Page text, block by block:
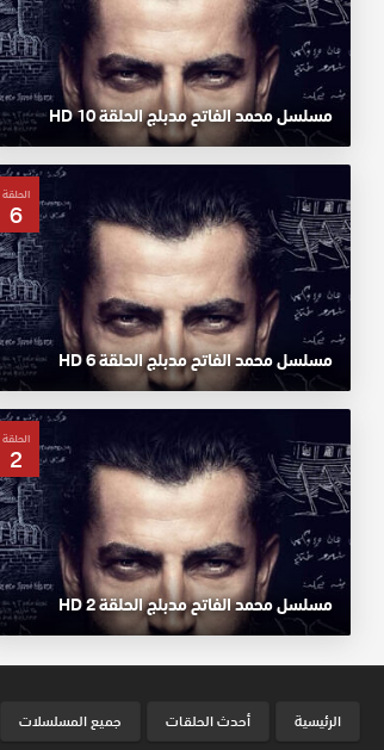
مسلسل محمد الفاتح مدبلج الحلقة 10 HD
الحلقة
6
مسلسل محمد الفاتح مدبلج الحلقة 6 HD
الحلقة
2
مسلسل محمد الفاتح مدبلج الحلقة 2 HD
الرئيسية أحدث الحلقات جميع المسلسلات